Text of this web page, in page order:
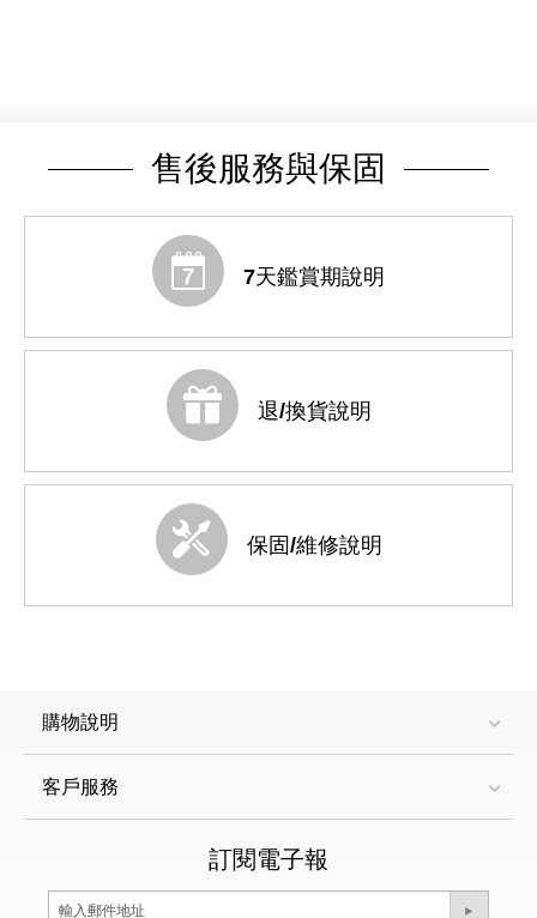
售後服務與保固
7天鑑賞期說明
退/換貨說明
保固/維修說明
購物說明
客戶服務
訂閱電子報